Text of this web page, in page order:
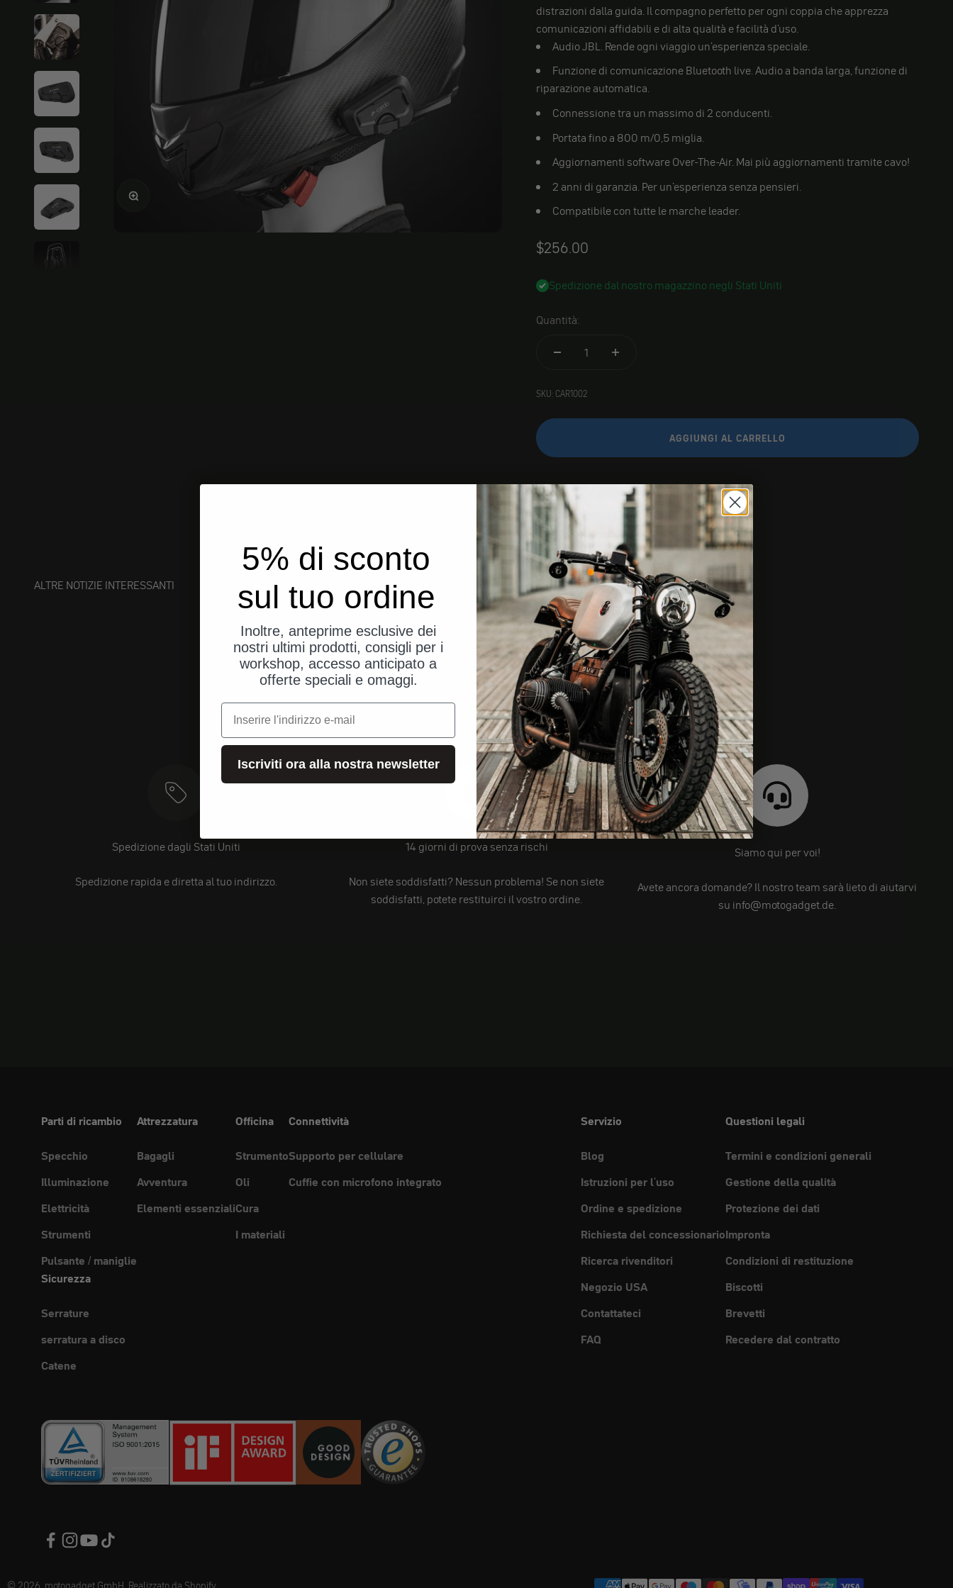
Ingrandire l'immagine
distrazioni dalla guida. Il compagno perfetto per ogni coppia che apprezza
comunicazioni affidabili e di alta qualità e facilità d'uso.
Audio JBL. Rende ogni viaggio un'esperienza speciale.
Funzione di comunicazione Bluetooth live. Audio a banda larga, funzione di
riparazione automatica.
Connessione tra un massimo di 2 conducenti.
Portata fino a 800 m/0,5 miglia.
Aggiornamenti software Over-The-Air. Mai più aggiornamenti tramite cavo!
2 anni di garanzia. Per un'esperienza senza pensieri.
Compatibile con tutte le marche leader.
Angebot
$256.00
Spedizione dal nostro magazzino negli Stati Uniti
Quantità:
SKU: CAR1002
AGGIUNGI AL CARRELLO
ALTRE NOTIZIE INTERESSANTI
Spedizione dagli Stati Uniti
Spedizione rapida e diretta al tuo indirizzo.
14 giorni di prova senza rischi
Non siete soddisfatti? Nessun problema! Se non siete
soddisfatti, potete restituirci il vostro ordine.
Siamo qui per voi!
Avete ancora domande? Il nostro team sarà lieto di aiutarvi
su info@motogadget.de.
Parti di ricambio
Specchio
Illuminazione
Elettricità
Strumenti
Pulsante / maniglie
Attrezzatura
Bagagli
Avventura
Elementi essenziali
Officina
Strumento
Oli
Cura
I materiali
Connettività
Supporto per cellulare
Cuffie con microfono integrato
Sicurezza
Serrature
serratura a disco
Catene
Servizio
Blog
Istruzioni per l'uso
Ordine e spedizione
Richiesta del concessionario
Ricerca rivenditori
Negozio USA
Contattateci
FAQ
Questioni legali
Termini e condizioni generali
Gestione della qualità
Protezione dei dati
Impronta
Condizioni di restituzione
Biscotti
Brevetti
Recedere dal contratto
5% di sconto
sul tuo ordine
Inoltre, anteprime esclusive dei
nostri ultimi prodotti, consigli per i
workshop, accesso anticipato a
offerte speciali e omaggi.
e-mail
Iscriviti ora alla nostra newsletter